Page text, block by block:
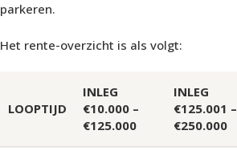
parkeren.
Het rente-overzicht is als volgt:
LOOPTIJD
INLEG
€10.000 –
€125.000
INLEG
€125.001 –
€250.000